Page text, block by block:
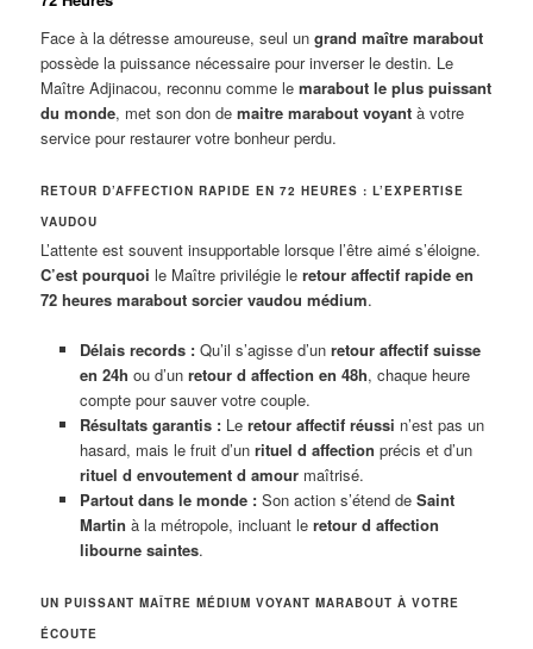
Face à la détresse amoureuse, seul ungrand maître marabout
possède la puissance nécessaire pour inverser le destin. Le
Maître Adjinacou, reconnu comme lemarabout le plus puissant
du monde, met son don demaitre marabout voyant à votre
service pour restaurer votre bonheur perdu.
RETOUR D’AFFECTION RAPIDE EN 72 HEURES : L’EXPERTISE
VAUDOU
L’attente est souvent insupportable lorsque l’être aimé s’éloigne.
C’est pourquoi le Maître privilégie leretour affectif rapide en
72 heures marabout sorcier vaudou médium.
Délais records :Qu’il s’agisse d’un retour affectif suisse
en 24h ou d’un retour d affection en 48h, chaque heure
compte pour sauver votre couple.
Résultats garantis :Le retour affectif réussi n’est pas un
hasard, mais le fruit d’un rituel d affection précis et d’un
rituel d envoutement d amourmaîtrisé.
Partout dans le monde :Son action s’étend de Saint
Martin à la métropole, incluant le retour d affection
libourne saintes.
UN PUISSANT MAÎTRE MÉDIUM VOYANT MARABOUT À VOTRE
ÉCOUTE